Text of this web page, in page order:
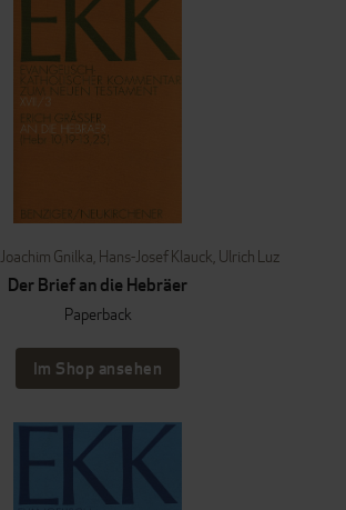
Joachim Gnilka, Hans-Josef Klauck, Ulrich Luz
Der Brief an die Hebräer
Paperback
Im Shop ansehen